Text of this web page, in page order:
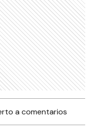
a comentarios